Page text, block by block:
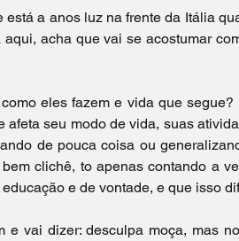
está a anos luz na frente da Itália
acha que vai se acostumar
eles fazem e vida que
afeta seu modo de vida, suas
de pouca coisa ou
clichê, to apenas contando a
e de vontade, e que isso
e vai dizer: desculpa moça, mas